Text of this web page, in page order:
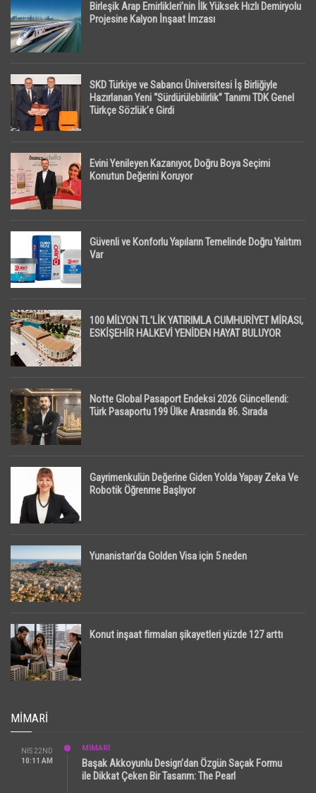
Birleşik Arap Emirlikleri’nin İlk Yüksek Hızlı Demiryolu
Projesine Kalyon İnşaat İmzası
SKD Türkiye ve Sabancı Üniversitesi İş Birliğiyle
Hazırlanan Yeni “Sürdürülebilirlik” Tanımı TDK Genel
Türkçe Sözlük’e Girdi
Evini Yenileyen Kazanıyor, Doğru Boya Seçimi
Konutun Değerini Koruyor
Güvenli ve Konforlu Yapıların Temelinde Doğru Yalıtım
Var
100 MİLYON TL’LİK YATIRIMLA CUMHURİYET MİRASI,
ESKİŞEHİR HALKEVİ YENİDEN HAYAT BULUYOR
Notte Global Pasaport Endeksi 2026 Güncellendi:
Türk Pasaportu 199 Ülke Arasında 86. Sırada
Gayrimenkulün Değerine Giden Yolda Yapay Zeka Ve
Robotik Öğrenme Başlıyor
Yunanistan’da Golden Visa için 5 neden
Konut inşaat firmaları şikayetleri yüzde 127 arttı
MIMARI
NIS 22ND
10:11 AM
MİMARİ
Başak Akkoyunlu Design’dan Özgün Saçak Formu
ile Dikkat Çeken Bir Tasarım: The Pearl